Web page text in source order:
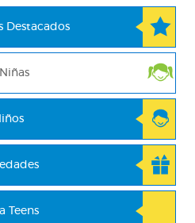
Destacados
Niñas
Teens